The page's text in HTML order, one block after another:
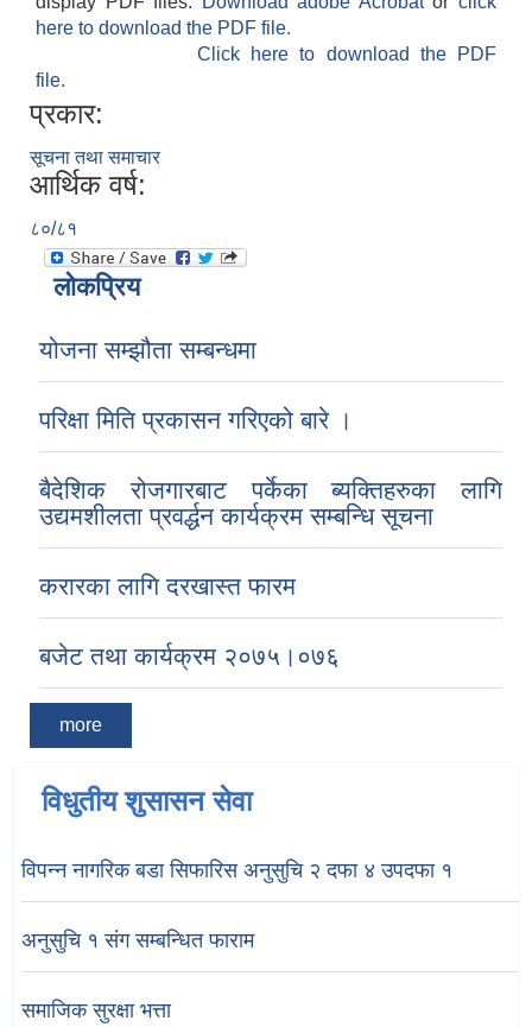
here to download the PDF file.
Click here to download the PDF
file.
प्रकार:
सूचना तथा समाचार
आर्थिक वर्ष:
८०/८१
लोकप्रिय
योजना सम्झौता सम्बन्धमा
परिक्षा मिति प्रकासन गरिएको बारे ।
बैदेशिक रोजगारबाट पर्केका ब्यक्तिहरुका लागि
उद्यमशीलता प्रवर्द्धन कार्यक्रम सम्बन्धि सूचना
करारका लागि दरखास्त फारम
बजेट तथा कार्यक्रम २०७५।०७६
more
विधुतीय शुसासन सेवा
विपन्न नागरिक बडा सिफारिस अनुसुचि २ दफा ४ उपदफा १
अनुसुचि १ संग सम्बन्धित फाराम
समाजिक सुरक्षा भत्ता